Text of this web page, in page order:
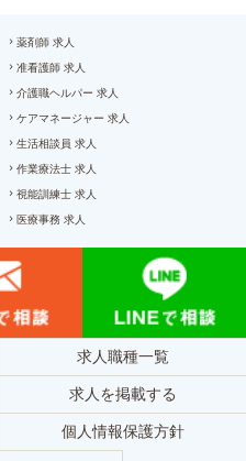
薬剤師 求人
准看護師 求人
介護職ヘルパー 求人
ケアマネージャー 求人
生活相談員 求人
作業療法士 求人
視能訓練士 求人
医療事務 求人
求人職種一覧
求人を掲載する
個人情報保護方針